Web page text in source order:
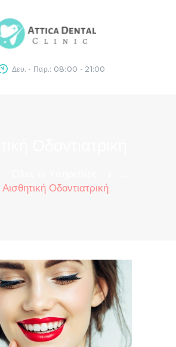
Δευ. - Παρ.: 08:00 - 21:00
Αισθητική Οδοντιατρική